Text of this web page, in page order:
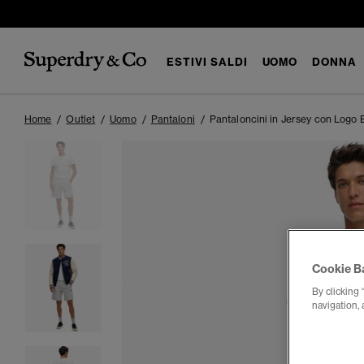
ESTIVI SALDI UOMO DONNA
Home Outlet Uomo Pantaloni Pantaloncini in Jersey con Logo
Cookie
By clicking
navigation,